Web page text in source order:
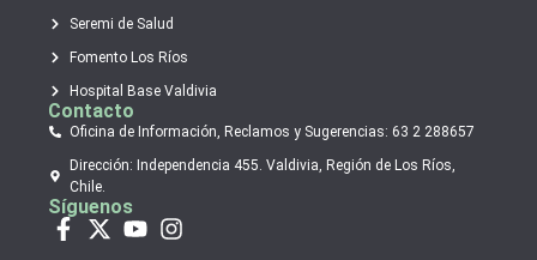
Seremi de Salud
Fomento Los Ríos
Hospital Base Valdivia
Contacto
Oficina de Información, Reclamos y Sugerencias: 63 2 288657
Dirección: Independencia 455. Valdivia, Región de Los Ríos,
Chile.
Síguenos